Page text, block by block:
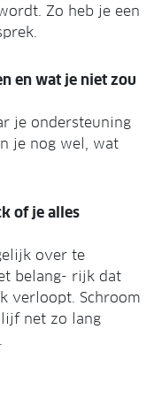
Zo heb je een
en wat je niet zou
je ondersteuning
je nog wel, wat
of je alles
over te
belang- rijk dat
verloopt. Schroom
net zo lang